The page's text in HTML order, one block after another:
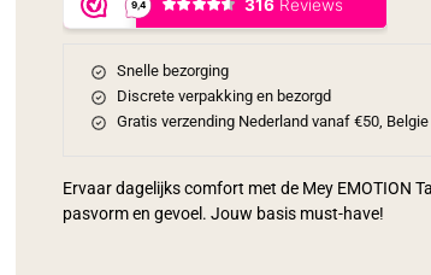
Snelle bezorging
Discrete verpakking en bezorgd
Gratis verzending Nederland vanaf €50,
Ervaar dagelijks comfort met de Mey EMOTION
pasvorm en gevoel. Jouw basis must-have!